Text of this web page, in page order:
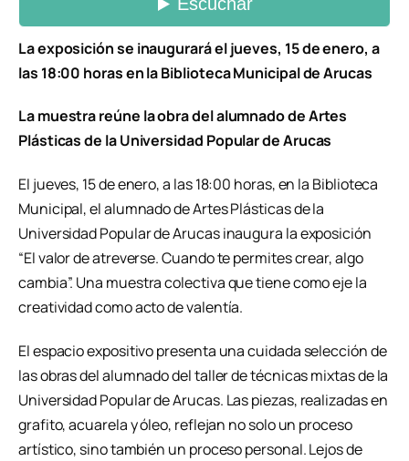
La exposición se inaugurará el jueves, 15 de enero, a
las 18:00 horas en la Biblioteca Municipal de Arucas
La muestra reúne la obra del alumnado de Artes
Plásticas de la Universidad Popular de Arucas
El jueves, 15 de enero, a las 18:00 horas, en la Biblioteca
Municipal, el alumnado de Artes Plásticas de la
Universidad Popular de Arucas inaugura la exposición
“El valor de atreverse. Cuando te permites crear, algo
cambia”. Una muestra colectiva que tiene como eje la
creatividad como acto de valentía.
El espacio expositivo presenta una cuidada selección de
las obras del alumnado del taller de técnicas mixtas de la
Universidad Popular de Arucas. Las piezas, realizadas en
grafito, acuarela y óleo, reflejan no solo un proceso
artístico, sino también un proceso personal. Lejos de